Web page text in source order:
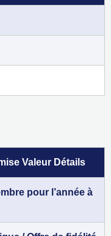
Valeur Détails
pour l’année à